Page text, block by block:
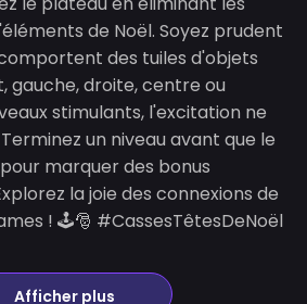
de Noël. Soyez prudent
des tuiles d'objets
gauche, droite, centre ou
stimulants, l'excitation ne
un niveau avant que le
marquer des bonus
la joie des connexions de
! 🕹️🎅 #CassesTêtesDeNoël
Afficher plus